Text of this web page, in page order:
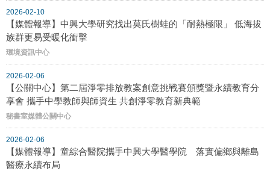
2026-02-10
【媒體報導】中興大學研究找出莫氏樹蛙的「耐熱極限」 低海拔
族群更易受暖化衝擊
環境資訊中心
2026-02-06
【公關中心】第二屆淨零排放教案創意挑戰賽頒獎暨永續教育分
享會 攜手中學教師與師資生 共創淨零教育新典範
秘書室媒體公關中心
2026-02-06
【媒體報導】童綜合醫院攜手中興大學醫學院 落實偏鄉與離島
醫療永續布局